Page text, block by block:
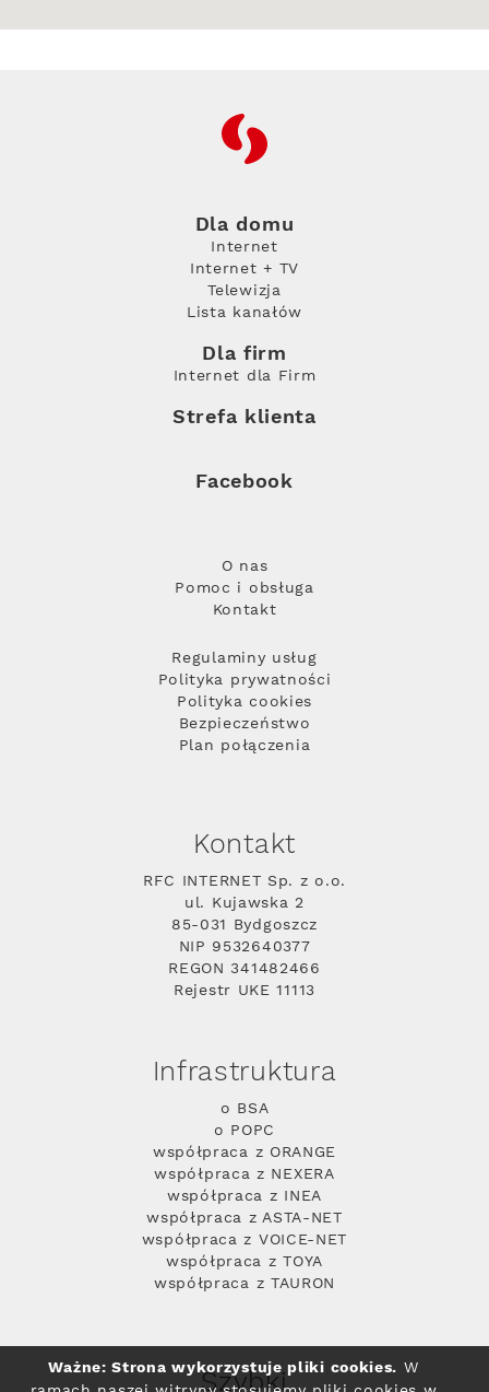
RFC
Dla domu
Internet
Internet + TV
Telewizja
Lista kanałów
Dla firm
Internet dla Firm
Strefa klienta
Facebook
O nas
Pomoc i obsługa
Kontakt
Regulaminy usług
Polityka prywatności
Polityka cookies
Bezpieczeństwo
Plan połączenia
Kontakt
RFC INTERNET Sp. z o.o.
ul. Kujawska 2
85-031 Bydgoszcz
NIP 9532640377
REGON 341482466
Rejestr UKE 11113
Infrastruktura
o BSA
o POPC
współpraca z ORANGE
współpraca z NEXERA
współpraca z INEA
współpraca z ASTA-NET
współpraca z VOICE-NET
współpraca z TOYA
współpraca z TAURON
Szybki
Ważne: Strona wykorzystuje pliki cookies. W